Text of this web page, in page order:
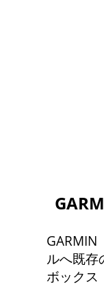
ルへ既存
ボックス